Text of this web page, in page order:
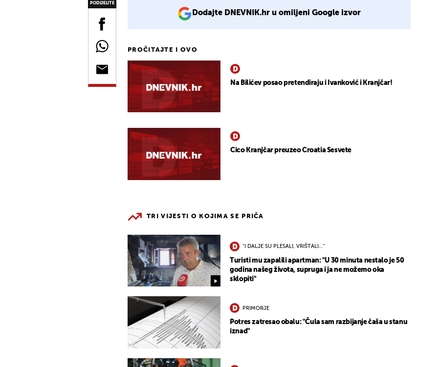
PODIJELITE
Dodajte DNEVNIK.hr u omiljeni Google izvor
PROČITAJTE I OVO
Na Bilićev posao pretendiraju i Ivanković i Kranjčar!
Cico Kranjčar preuzeo Croatia Sesvete
TRI VIJESTI O KOJIMA SE PRIČA
"I DALJE SU PLESALI, VRIŠTALI..."
Turisti mu zapalili apartman: "U 30 minuta nestalo je 50
godina našeg života, supruga i ja ne možemo oka
sklopiti"
PRIMORJE
Potres zatresao obalu: "Čula sam razbijanje čaša u stanu
iznad"